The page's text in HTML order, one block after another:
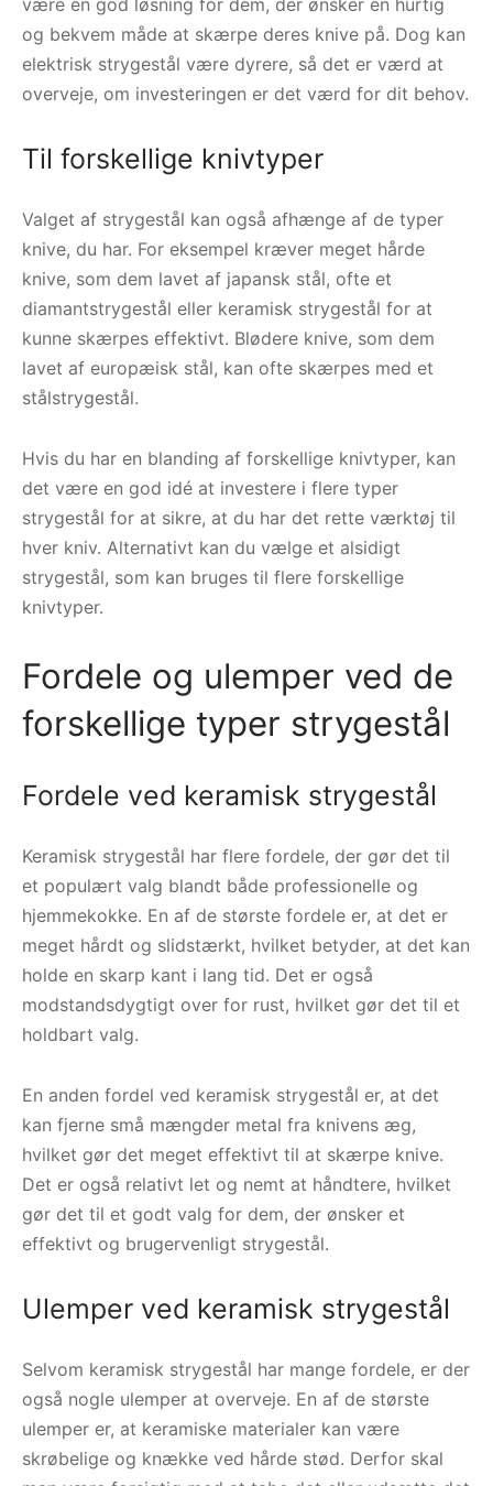
og bekvem måde at skærpe deres knive på. Dog kan
elektrisk strygestål være dyrere, så det er værd at
overveje, om investeringen er det værd for dit behov.
Til forskellige knivtyper
Valget af strygestål kan også afhænge af de typer
knive, du har. For eksempel kræver meget hårde
knive, som dem lavet af japansk stål, ofte et
diamantstrygestål eller keramisk strygestål for at
kunne skærpes effektivt. Blødere knive, som dem
lavet af europæisk stål, kan ofte skærpes med et
stålstrygestål.
Hvis du har en blanding af forskellige knivtyper, kan
det være en god idé at investere i flere typer
strygestål for at sikre, at du har det rette værktøj til
hver kniv. Alternativt kan du vælge et alsidigt
strygestål, som kan bruges til flere forskellige
knivtyper.
Fordele og ulemper ved de
forskellige typer strygestål
Fordele ved keramisk strygestål
Keramisk strygestål har flere fordele, der gør det til
et populært valg blandt både professionelle og
hjemmekokke. En af de største fordele er, at det er
meget hårdt og slidstærkt, hvilket betyder, at det kan
holde en skarp kant i lang tid. Det er også
modstandsdygtigt over for rust, hvilket gør det til et
holdbart valg.
En anden fordel ved keramisk strygestål er, at det
kan fjerne små mængder metal fra knivens æg,
hvilket gør det meget effektivt til at skærpe knive.
Det er også relativt let og nemt at håndtere, hvilket
gør det til et godt valg for dem, der ønsker et
effektivt og brugervenligt strygestål.
Ulemper ved keramisk strygestål
Selvom keramisk strygestål har mange fordele, er der
også nogle ulemper at overveje. En af de største
ulemper er, at keramiske materialer kan være
skrøbelige og knække ved hårde stød. Derfor skal